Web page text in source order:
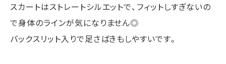
スカートはストレートシルエットで、フィットしすぎないの
で身体のラインが気になりません◎
バックスリット入りで足さばきもしやすいです。